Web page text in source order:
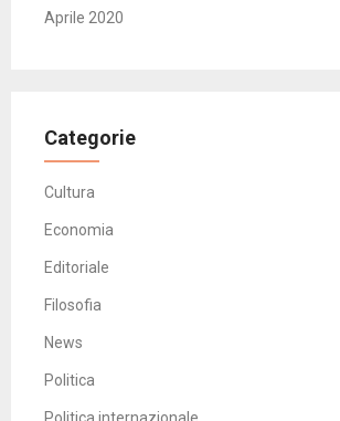
Aprile 2020
Categorie
Cultura
Economia
Editoriale
Filosofia
News
Politica